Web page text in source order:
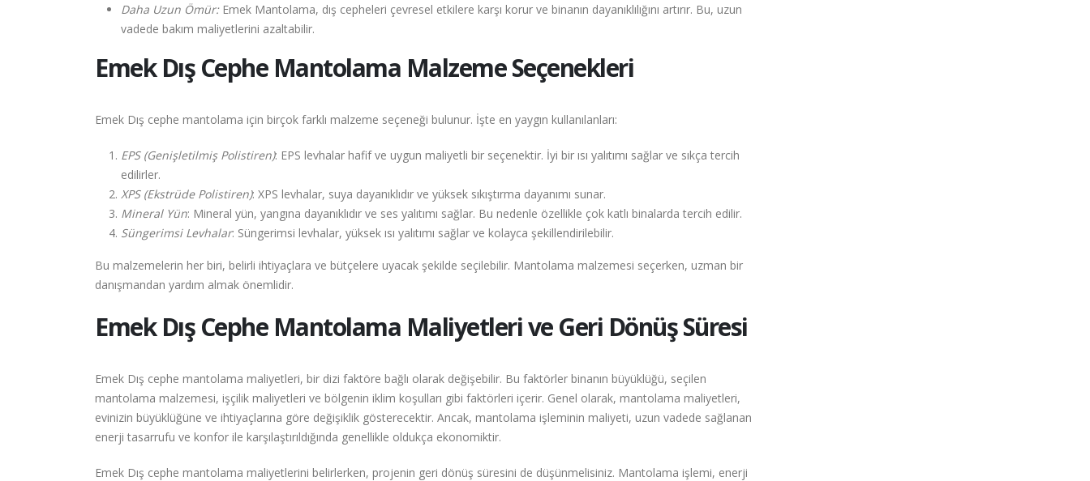
Daha Uzun Ömür:Emek Mantolama, dış cepheleri çevresel etkilere karşı korur ve binanın dayanıklılığını artırır. Bu, uzun
vadede bakım maliyetlerini azaltabilir.
EmekDış Cephe Mantolama Malzeme Seçenekleri
Emek Dış cephe mantolama için birçok farklı malzeme seçeneği bulunur. İşte en yaygın kullanılanları:
EPS (Genişletilmiş Polistiren): EPS levhalar hafif ve uygun maliyetli bir seçenektir. İyi bir ısı yalıtımı sağlar ve sıkça tercih
edilirler.
XPS (Ekstrüde Polistiren): XPS levhalar, suya dayanıklıdır ve yüksek sıkıştırma dayanımı sunar.
Mineral Yün: Mineral yün, yangına dayanıklıdır ve ses yalıtımı sağlar. Bu nedenle özellikle çok katlı binalarda tercih edilir.
Süngerimsi Levhalar: Süngerimsi levhalar, yüksek ısı yalıtımı sağlar ve kolayca şekillendirilebilir.
Bu malzemelerin her biri, belirli ihtiyaçlara ve bütçelere uyacak şekilde seçilebilir. Mantolama malzemesi seçerken, uzman bir
danışmandan yardım almak önemlidir.
EmekDış Cephe Mantolama Maliyetleri ve Geri Dönüş Süresi
Emek Dış cephe mantolama maliyetleri, bir dizi faktöre bağlı olarak değişebilir. Bu faktörler binanın büyüklüğü, seçilen
mantolama malzemesi, işçilik maliyetleri ve bölgenin iklim koşulları gibi faktörleri içerir. Genel olarak, mantolama maliyetleri,
evinizin büyüklüğüne ve ihtiyaçlarına göre değişiklik gösterecektir. Ancak, mantolama işleminin maliyeti, uzun vadede sağlanan
enerji tasarrufu ve konfor ile karşılaştırıldığında genellikle oldukça ekonomiktir.
Emek Dış cephe mantolama maliyetlerini belirlerken, projenin geri dönüş süresini de düşünmelisiniz. Mantolama işlemi, enerji